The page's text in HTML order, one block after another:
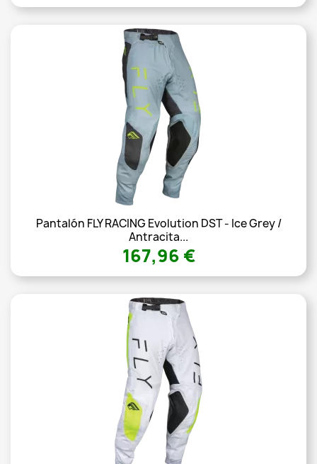
Pantalón FLY RACING Evolution DST - Ice Grey /
Antracita...
167,96 €